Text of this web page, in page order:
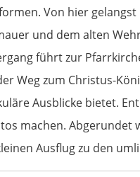
Von hier
und dem alten
führt zur
Weg zum Christus-
Ausblicke bietet.
machen. Abgerundet
Ausflug zu den